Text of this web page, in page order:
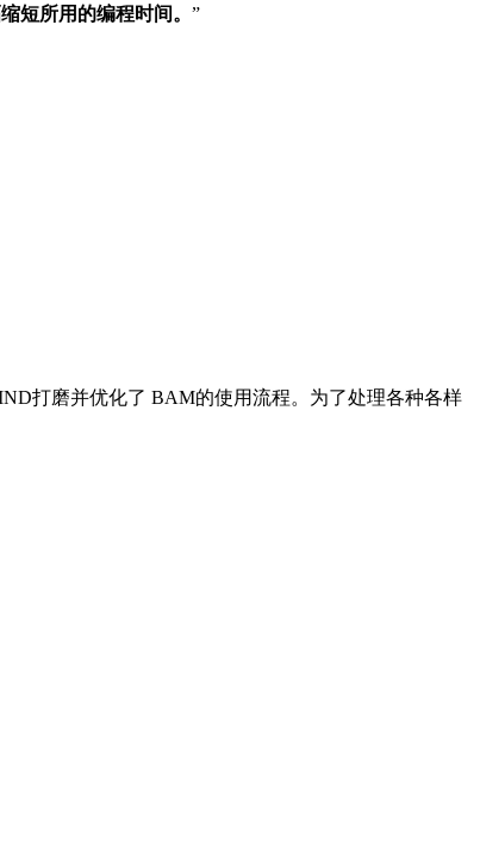
短所用的编程时间。 ”
打磨并优化了 BAM的使用流程。为了处理各种各样